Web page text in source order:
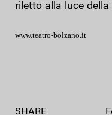
riletto alla luce della
www.teatro-bolzano.it
SHARE